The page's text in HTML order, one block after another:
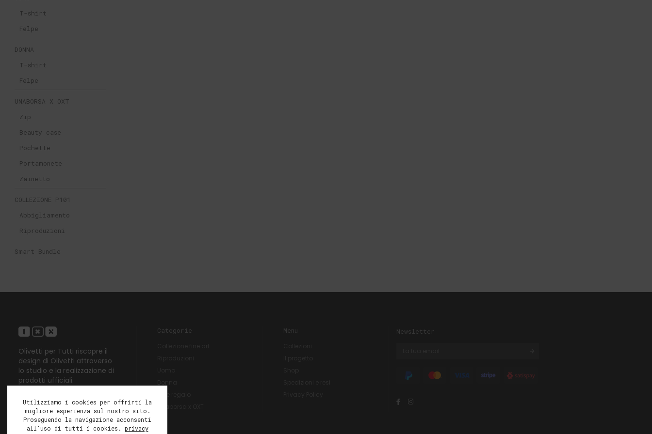
T-shirt
Felpe
DONNA
T-shirt
Felpe
UNABORSA X OXT
Zip
Beauty case
Pochette
Portamonete
Zainetto
COLLEZIONE P101
Abbigliamento
Riproduzioni
Smart Bundle
Olivetti per Tutti riscopre il
design di Olivetti attraverso
lo studio e la realizzazione di
prodotti ufficiali.
Categorie Menu Newsletter
Utilizziamo i cookies per offrirti la
migliore esperienza sul nostro sito.
Proseguendo la navigazione acconsenti
all'uso di tutti i cookies. privacy